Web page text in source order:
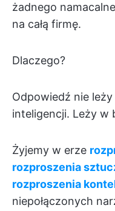
żadnego
na całą firmę.
Dlaczego?
Odpowiedź nie
inteligencji. Leży w
Żyjemy w erze
rozproszenia
rozproszenia
niepołączonych